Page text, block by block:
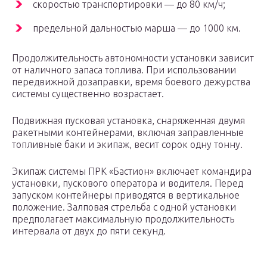
скоростью транспортировки — до 80 км/ч;
предельной дальностью марша — до 1000 км.
Продолжительность автономности установки зависит
от наличного запаса топлива. При использовании
передвижной дозаправки, время боевого дежурства
системы существенно возрастает.
Подвижная пусковая установка, снаряженная двумя
ракетными контейнерами, включая заправленные
топливные баки и экипаж, весит сорок одну тонну.
Экипаж системы ПРК «Бастион» включает командира
установки, пускового оператора и водителя. Перед
запуском контейнеры приводятся в вертикальное
положение. Залповая стрельба с одной установки
предполагает максимальную продолжительность
интервала от двух до пяти секунд.